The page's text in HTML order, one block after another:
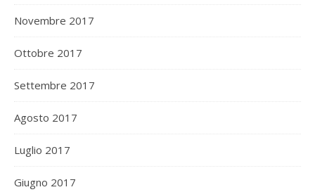
Novembre 2017
Ottobre 2017
Settembre 2017
Agosto 2017
Luglio 2017
Giugno 2017